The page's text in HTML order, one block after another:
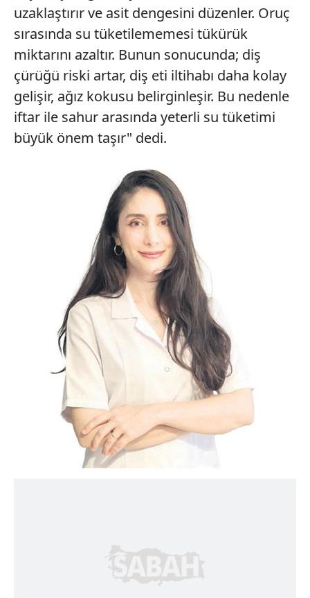
uzaklaştırır ve asit dengesini düzenler. Oruç
sırasında su tüketilememesi tükürük
miktarını azaltır. Bunun sonucunda; diş
çürüğü riski artar, diş eti iltihabı daha kolay
gelişir, ağız kokusu belirginleşir. Bu nedenle
iftar ile sahur arasında yeterli su tüketimi
büyük önem taşır" dedi.